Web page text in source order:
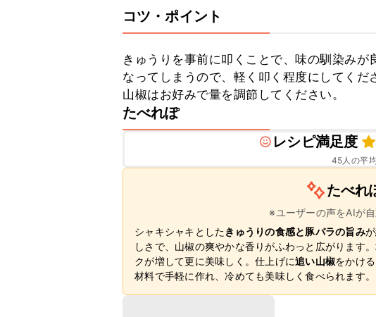
コツ・ポイント
きゅうりを事前に叩くことで、味の馴染みが
なってしまうので、軽く叩く程度にしてくだ
山椒はお好みで量を調節してください。
たべれぽ
レシピ満足度
45人の平
たべれ
※ユーザーの声をAIが
シャキシャキとしたきゅうりの食感と豚バラの旨み
しさで、山椒の爽やかな香りがふわっと広がります
クが増して更に美味しく。仕上げに追い山椒をかけ
材料で手軽に作れ、冷めても美味しく食べられます